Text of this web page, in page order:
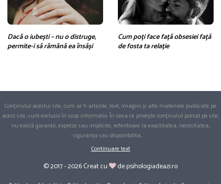
Dacă o iubești – nu o distruge,
permite-i să rămână ea însăși
Cum poți face față obsesiei față
de fosta ta relație
Conținutul acestui site, cum ar fi articole, text, imagini și alte materiale publicate pe
acest site, sunt exclusiv în scop informativ. În ceea ce privește conținutul postat pe site,
nu există garanții, exprese sau implicite, referitoare la exactitatea, necesitatea,
siguranța sau disponibilita...
Continuare text
© 2017 - 2026 Creat cu de psihologiadeazi.ro